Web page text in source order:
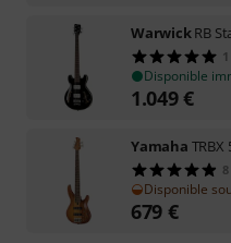
WarwickRB
1
Disponible
1.049€
Yamaha TRBX
8
Disponible
679 €